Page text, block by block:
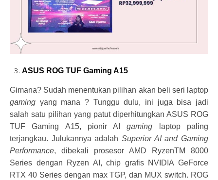
ASUS ROG TUF Gaming A15
Gimana? Sudah menentukan pilihan akan beli seri laptop
gaming yang mana ? Tunggu dulu, ini juga bisa jadi
salah satu pilihan yang patut diperhitungkan ASUS ROG
TUF Gaming A15, pionir AIgaming laptop paling
terjangkau. Julukannya adalah Superior AI and Gaming
Performance, dibekali prosesor AMD RyzenTM 8000
Series dengan Ryzen AI, chip grafis NVIDIA GeForce
RTX 40 Series dengan max TGP, dan MUX switch. ROG